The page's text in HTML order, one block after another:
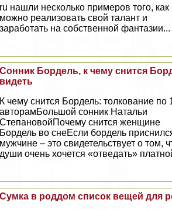
ru нашли несколько примеров того, как
можно реализовать свой талант и
заработать на собственной фантазии...
Сонник Бордель, к чему снится
видеть
К чему снится Бордель: толкование по
авторамБольшой сонник Натальи
СтепановойПочему снится женщине
Бордель во снеЕсли бордель
мужчине – это свидетельствует о том,
души очень хочется «отведать»
Сумка в роддом список вещей для